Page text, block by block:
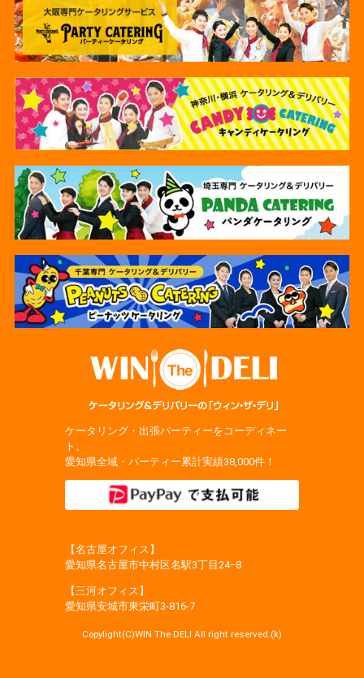
ケータリング・出張パーティーをコーディネー
ト。
愛知県全域・パーティー累計実績38,000件！
【名古屋オフィス】
愛知県名古屋市中村区名駅3丁目24−8
【三河オフィス】
愛知県安城市東栄町3‐816‐7
Copylight(C)WIN The DELI All right reserved.(k)